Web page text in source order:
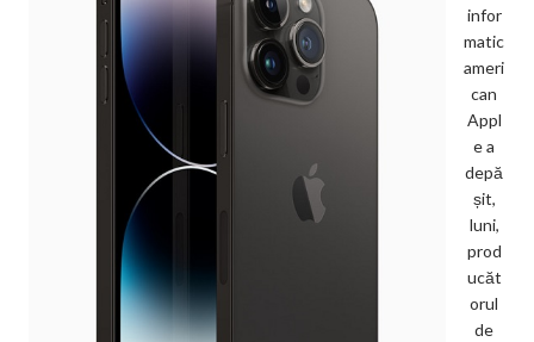
infor
matic
ameri
can
Appl
e a
depă
șit,
luni,
prod
ucăt
orul
de